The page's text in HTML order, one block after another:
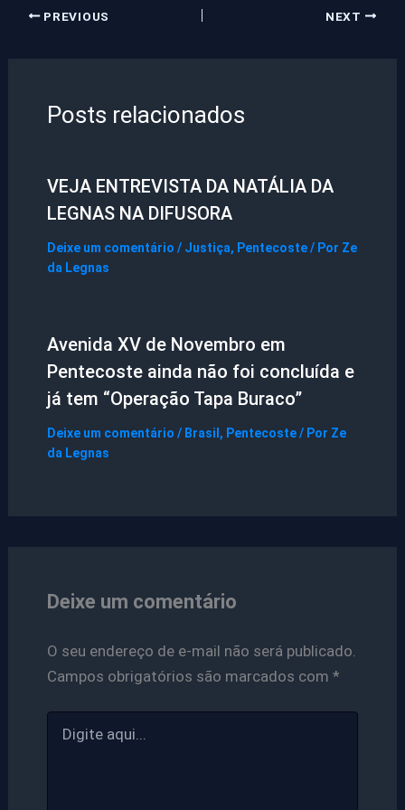
PREVIOUS NEXT
Posts relacionados
VEJA ENTREVISTA DA NATÁLIA DA
LEGNAS NA DIFUSORA
Deixe um comentário / Justiça, Pentecoste/ Por Ze
da Legnas
Avenida XV de Novembro em
Pentecoste ainda não foi concluída e
já tem “Operação Tapa Buraco”
Deixe um comentário / Brasil, Pentecoste/ Por Ze
da Legnas
Deixe um comentário
O seu endereço de e-mail não será publicado.
Campos obrigatórios são marcados com *
aqui...